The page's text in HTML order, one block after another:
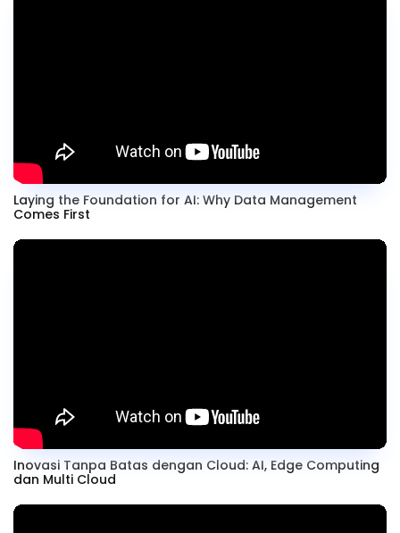
Laying the Foundation for AI: Why Data Management
Comes First
Inovasi Tanpa Batas dengan Cloud: AI, Edge Computing
dan Multi Cloud